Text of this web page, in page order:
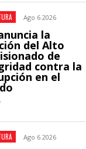
Ago 6 2026
la
del Alto
de
contra la
en el
Ago 6 2026